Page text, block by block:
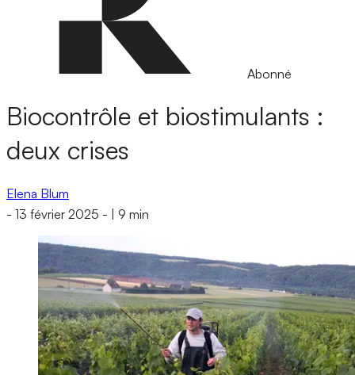
Abonné
Biocontrôle et biostimulants :
deux crises
Elena Blum
- 13 février 2025 - 9 min